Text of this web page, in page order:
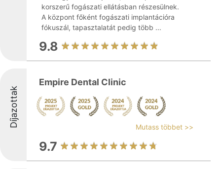
korszerű fogászati ellátásban részesülnek.
A központ főként fogászati implantációra
fókuszál, tapasztalatát pedig több ...
9.8
Díjazottak
Empire Dental Clinic
Mutass többet >>
9.7